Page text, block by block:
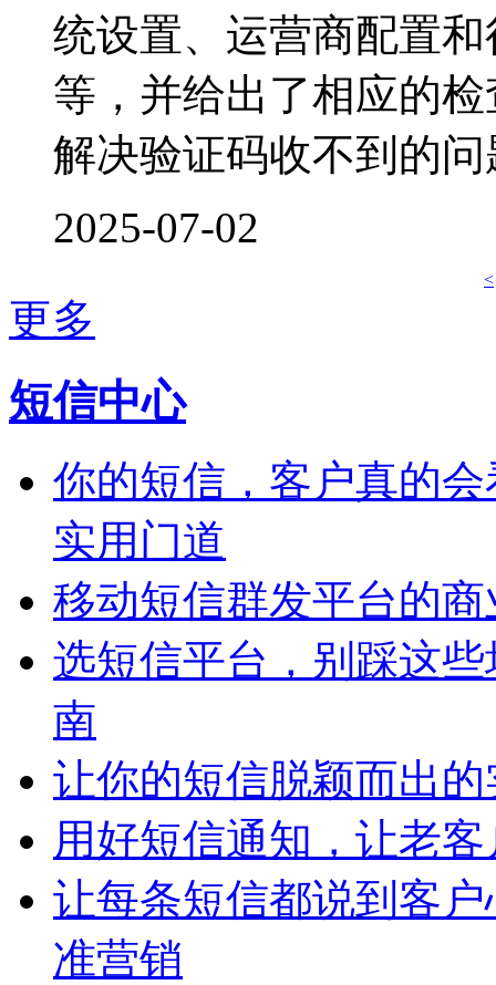
统设置、运营商配置
等，并给出了相应的
解决验证码收不到的问
2025-07-02
<
更多
短信中心
你的短信，客户真的
实用门道
移动短信群发平台的
选短信平台，别踩这
南
让你的短信脱颖而出
用好短信通知，让老
让每条短信都说到客
准营销